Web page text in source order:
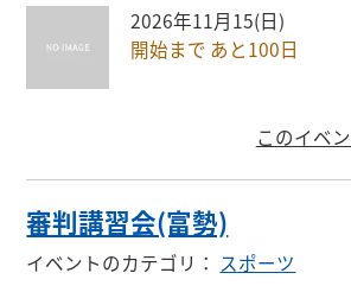
2026年11月15(日)
開始まで あと100日
このイベ
審判講習会(富勢)
イベントのカテゴリ ： スポーツ